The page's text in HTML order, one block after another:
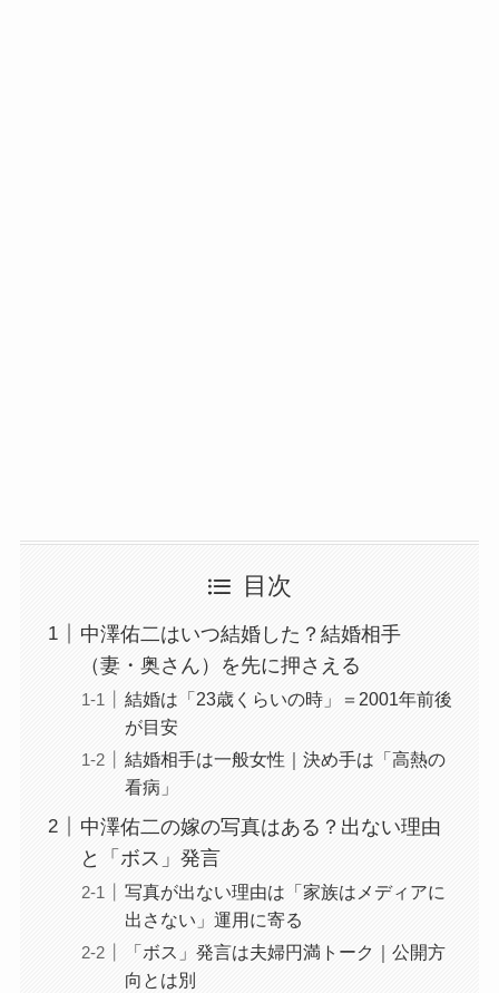
目次
中澤佑二はいつ結婚した？結婚相手
（妻・奥さん）を先に押さえる
結婚は「23歳くらいの時」＝2001年前後
が目安
結婚相手は一般女性｜決め手は「高熱の
看病」
中澤佑二の嫁の写真はある？出ない理由
と「ボス」発言
写真が出ない理由は「家族はメディアに
出さない」運用に寄る
「ボス」発言は夫婦円満トーク｜公開方
向とは別